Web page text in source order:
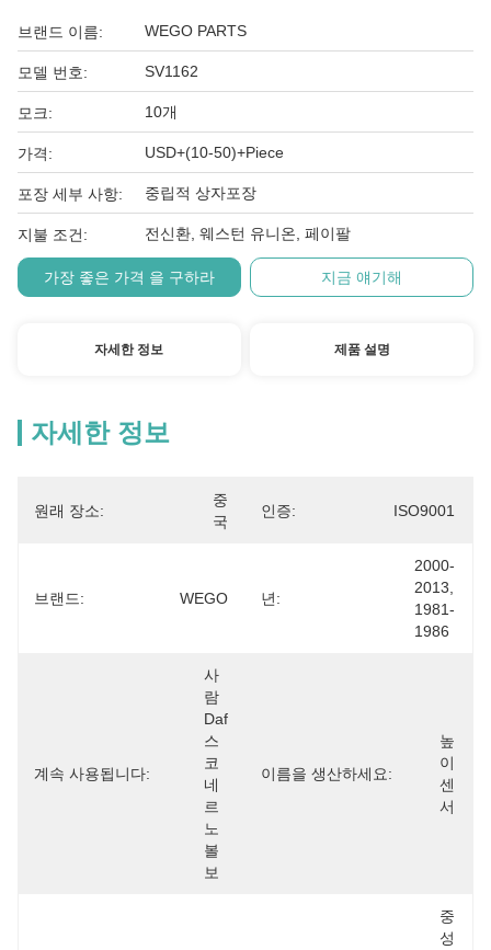
브랜드 이름: WEGO PARTS
모델 번호: SV1162
모크: 10개
가격: USD+(10-50)+Piece
포장 세부 사항: 중립적 상자포장
지불 조건: 전신환, 웨스턴 유니온, 페이팔
가장 좋은 가격 을 구하라 지금 얘기해
자세한 정보 제품 설명
자세한 정보
원래 장소:
중
국
인증: ISO9001
브랜드: WEGO 년:
2000-
2013,
1981-
1986
계속 사용됩니다:
사
람
Daf
스
코
네
르
노
볼
보
이름을 생산하세요:
높
이
센
서
중
성